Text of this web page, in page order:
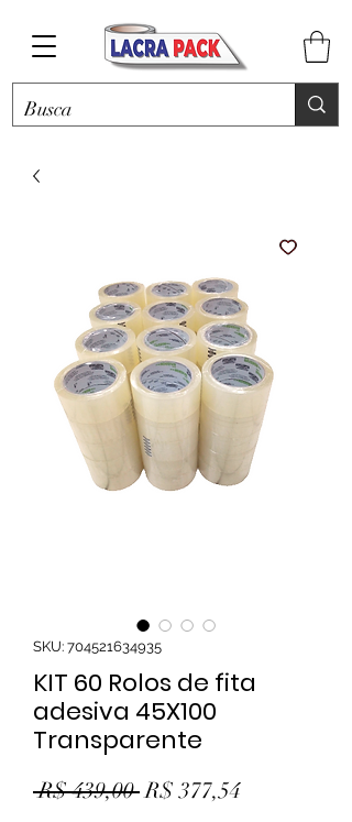
SKU: 704521634935
KIT 60 Rolos de fita
adesiva 45X100
Transparente
R$ 439,00 Preço normal
R$ 377,54Preço